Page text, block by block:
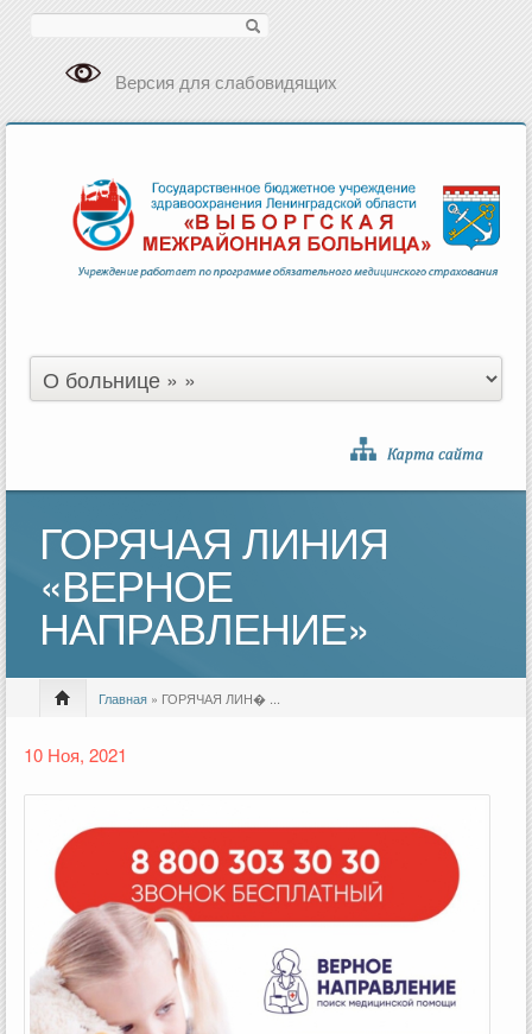
Версия для слабовидящих
ГОРЯЧАЯ ЛИНИЯ
«ВЕРНОЕ
НАПРАВЛЕНИЕ»
Главная » ГОРЯЧАЯ ЛИН� ...
10 Ноя, 2021